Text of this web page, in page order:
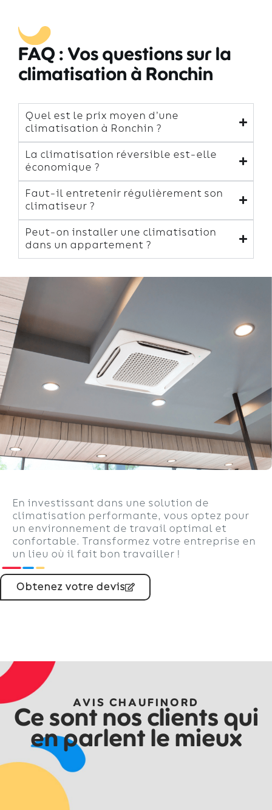
FAQ : Vos questions sur la
climatisation à Ronchin
Quel est le prix moyen d’une
climatisation à Ronchin ?
La climatisation réversible est-elle
économique ?
Faut-il entretenir régulièrement son
climatiseur ?
Peut-on installer une climatisation
dans un appartement ?
En investissant dans une solution de
climatisation performante, vous optez pour
un environnement de travail optimal et
confortable. Transformez votre entreprise en
un lieu où il fait bon travailler !
Obtenez votre devis
AVIS CHAUFINORD
Ce sont nos clients qui
en parlent le mieux